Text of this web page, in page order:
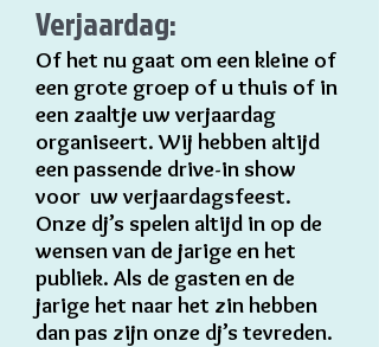
Verjaardag:
Of het nu gaat om een kleine of
een grote groep of u thuis of in
een zaaltje uw verjaardag
organiseert. Wij hebben altijd
een passende drive-in show
voor uw verjaardagsfeest.
Onze dj’s spelen altijd in op de
wensen van de jarige en het
publiek. Als de gasten en de
jarige het naar het zin hebben
dan pas zijn onze dj’s tevreden.